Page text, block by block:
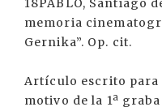
18PABLO, Santiago
memoria
Gernika”. Op. cit.
Artículo escrito para
motivo de la 1ª